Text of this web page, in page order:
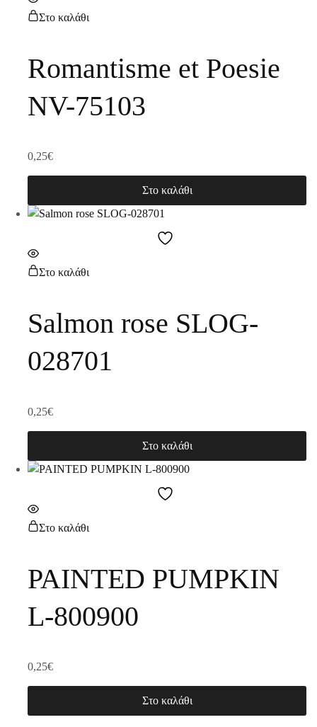
Στο καλάθι
Romantisme et Poesie
NV-75103
0,25€
Στο καλάθι
Στο καλάθι
Salmon rose SLOG-
028701
0,25€
Στο καλάθι
Στο καλάθι
PAINTED PUMPKIN
L-800900
0,25€
Στο καλάθι